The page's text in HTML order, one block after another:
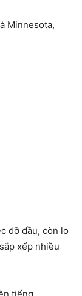
Minnesota,
đỡ đầu, còn lo
xếp nhiều